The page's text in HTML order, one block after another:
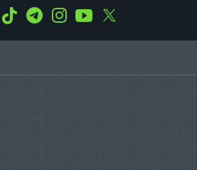
WhatsApp
Tiktok TelegramInstagramYoutube